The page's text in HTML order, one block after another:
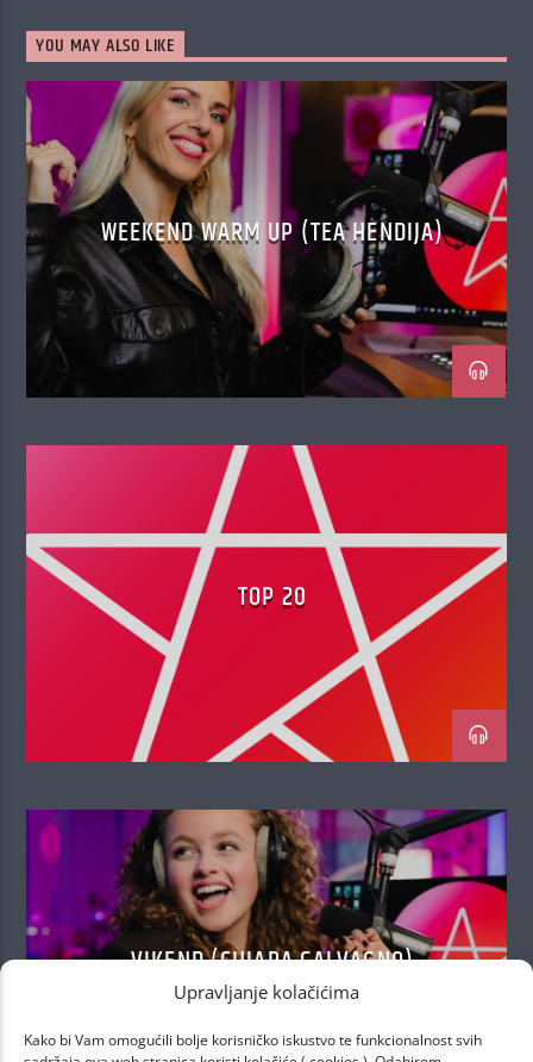
Upravljanje kolačićima
Kako bi Vam omogućili bolje korisničko iskustvo te funkcionalnost svih
YOU MAY ALSO LIKE
WEEKEND WARM UP (TEA HENDIJA)
TOP 20
VIKEND (CHIARA GALVAGNO)
VIKEND